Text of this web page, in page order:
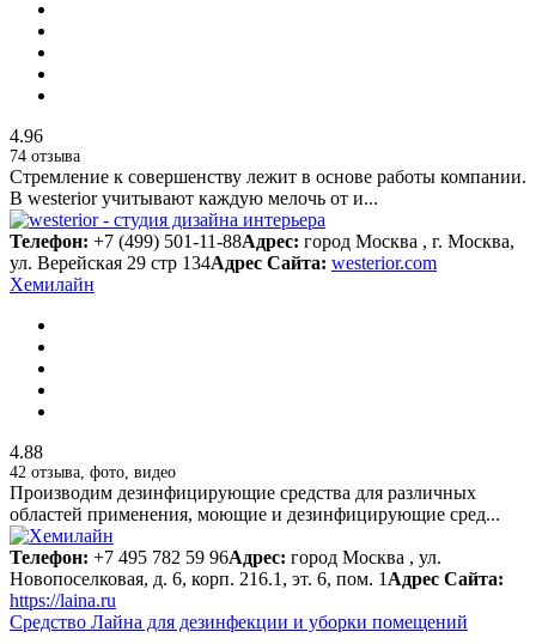
4.96
74 отзыва
Стремление к совершенству лежит в основе работы компании.
В westerior учитывают каждую мелочь от и...
Телефон: +7 (499) 501-11-88Адрес: город Москва , г. Москва,
ул. Верейская 29 стр 134Адрес Сайта: westerior.com
Хемилайн
4.88
42 отзыва, фото, видео
Производим дезинфицирующие средства для различных
областей применения, моющие и дезинфицирующие сред...
Телефон: +7 495 782 59 96Адрес: город Москва , ул.
Новопоселковая, д. 6, корп. 216.1, эт. 6, пом. 1 Адрес Сайта:
https://laina.ru
Средство Лайна для дезинфекции и уборки помещений